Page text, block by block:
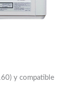
y compatible